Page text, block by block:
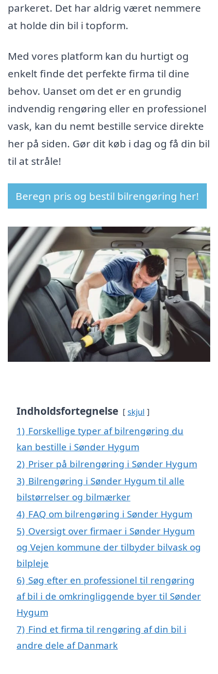
parkeret. Det har aldrig været nemmere
at holde din bil i topform.
Med vores platform kan du hurtigt og
enkelt finde det perfekte firma til dine
behov. Uanset om det er en grundig
indvendig rengøring eller en professionel
vask, kan du nemt bestille service direkte
her på siden. Gør dit køb i dag og få din bil
til at stråle!
Beregn pris og bestil bilrengøring her!
Indholdsfortegnelse skjul
1) Forskellige typer af bilrengøring du
kan bestille i Sønder Hygum
2) Priser på bilrengøring i Sønder Hygum
3) Bilrengøring i Sønder Hygum til alle
bilstørrelser og bilmærker
4) FAQ om bilrengøring i Sønder Hygum
5) Oversigt over firmaer i Sønder Hygum
og Vejen kommune der tilbyder bilvask og
bilpleje
6) Søg efter en professionel til rengøring
af bil i de omkringliggende byer til Sønder
Hygum
7) Find et firma til rengøring af din bil i
andre dele af Danmark